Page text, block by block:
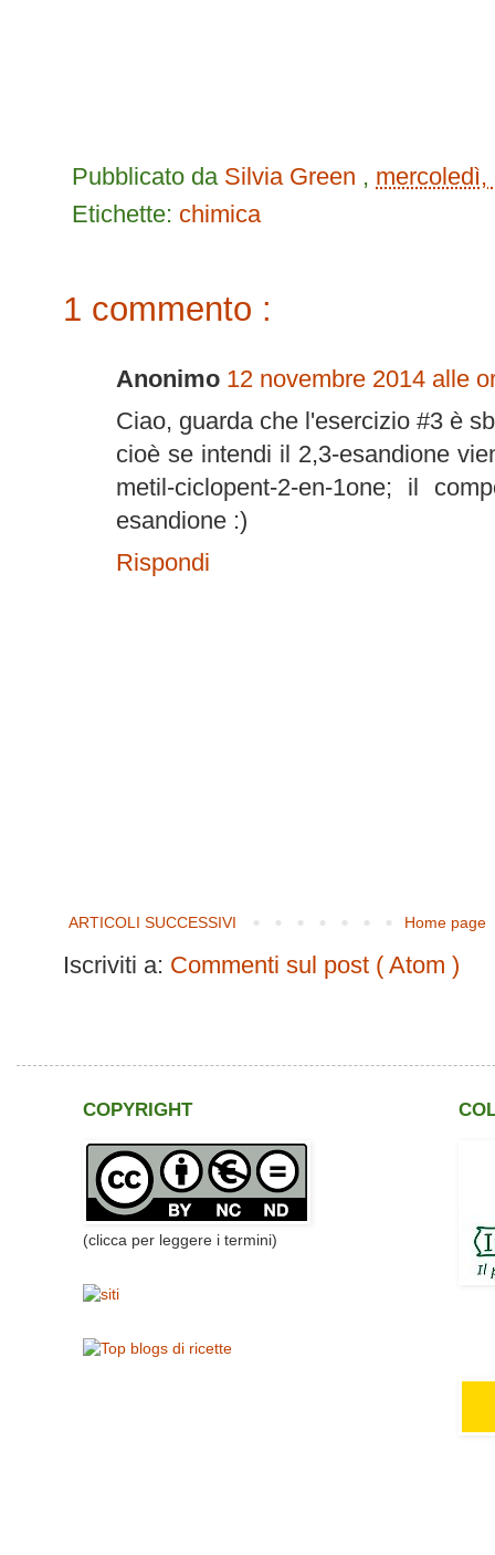
Pubblicato da Silvia Green , mercoledì,
Etichette: chimica
1 commento :
Anonimo 12 novembre 2014 alle
Ciao, guarda che l'esercizio #3 è
cioè se intendi il 2,3-esandione
metil-ciclopent-2-en-1one; il
esandione :)
Rispondi
ARTICOLI SUCCESSIVI Home page
Iscriviti a: Commenti sul post ( Atom )
COPYRIGHT
(clicca per leggere i termini)